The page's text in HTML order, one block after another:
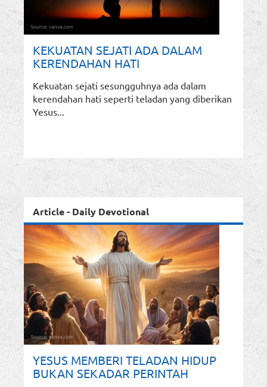
KEKUATAN SEJATI ADA DALAM
KERENDAHAN HATI
Kekuatan sejati sesungguhnya ada dalam
kerendahan hati seperti teladan yang diberikan
Yesus...
Article - Daily Devotional
YESUS MEMBERI TELADAN HIDUP
BUKAN SEKADAR PERINTAH